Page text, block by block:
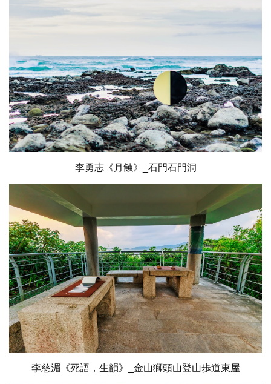
李勇志《月蝕》_石門石門洞
李慈湄《死語，生韻》_金山獅頭山登山歩道東屋